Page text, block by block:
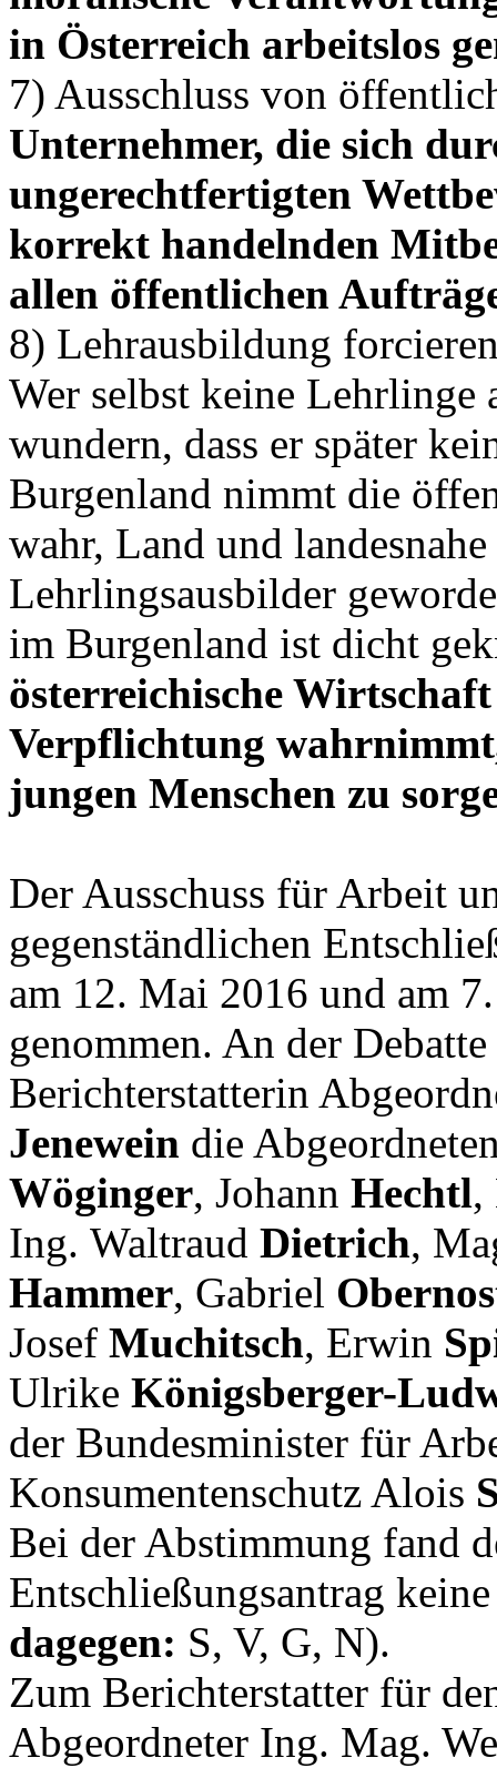
in Österreich arbeitslos
7) Ausschluss von
Unternehmer, die sich
ungerechtfertigten
korrekt handelnden
allen öffentlichen
8) Lehrausbildung
Wer selbst keine
wundern, dass er später
Burgenland nimmt die
wahr, Land und
Lehrlingsausbilder
im Burgenland ist dicht
österreichische
Verpflichtung
jungen Menschen zu
Der Ausschuss für Arbeit
gegenständlichen
am 12. Mai 2016 und am
genommen. An der
Berichterstatterin
Jenewein die
Wöginger, Johann Hechtl,
Ing. Waltraud Dietrich,
Hammer, Gabriel
Josef Muchitsch, Erwin
Ulrike Königsberger-
der Bundesminister für
Konsumentenschutz Alois
Bei der Abstimmung fand
Entschließungsantrag
dagegen: S, V, G, N).
Zum Berichterstatter für
Abgeordneter Ing. Mag.